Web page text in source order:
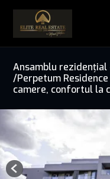
Ansamblu rezidențial
/Perpetum
camere, confortul la
Previous